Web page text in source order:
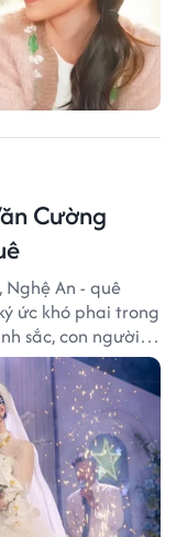
Cường
An - quê
ức khó phai trong
sắc, con người
thành những